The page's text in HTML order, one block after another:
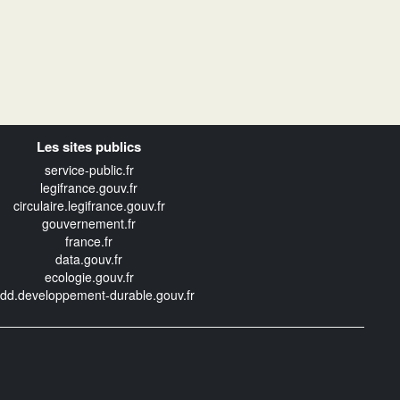
Les sites publics
service-public.fr
legifrance.gouv.fr
circulaire.legifrance.gouv.fr
gouvernement.fr
france.fr
data.gouv.fr
ecologie.gouv.fr
durable.gouv.fr